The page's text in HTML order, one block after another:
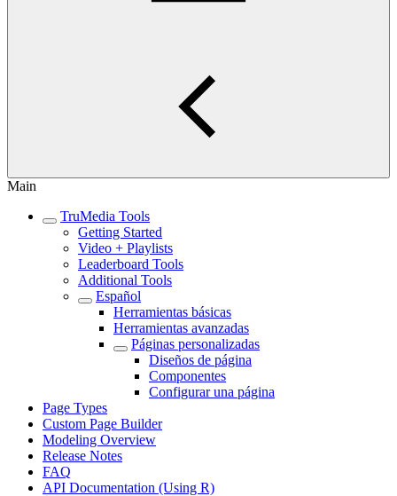
Main
TruMedia Tools
Getting Started
Video + Playlists
Leaderboard Tools
Additional Tools
Español
Herramientas básicas
Herramientas avanzadas
Páginas personalizadas
Diseños de página
Componentes
Configurar una página
Page Types
Custom Page Builder
Modeling Overview
Release Notes
FAQ
API Documentation (Using R)